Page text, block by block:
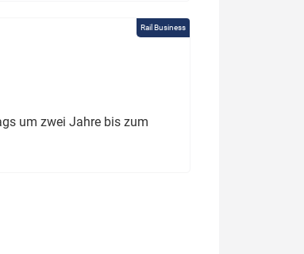
Rail Business
um zwei Jahre bis zum